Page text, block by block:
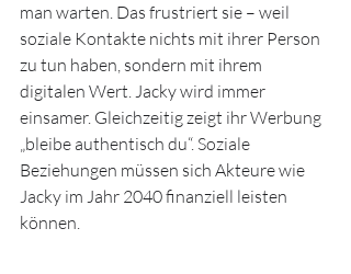
man warten. Das frustriert sie – weil
soziale Kontakte nichts mit ihrer Person
zu tun haben, sondern mit ihrem
digitalen Wert. Jacky wird immer
einsamer. Gleichzeitig zeigt ihr Werbung
„bleibe authentisch du“. Soziale
Beziehungen müssen sich Akteure wie
Jacky im Jahr 2040 finanziell leisten
können.